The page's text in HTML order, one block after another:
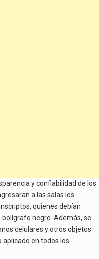
y confiabilidad de los
a las salas los
quienes debían
bolígrafo negro. Además, se
celulares y otros objetos
aplicado en todos los